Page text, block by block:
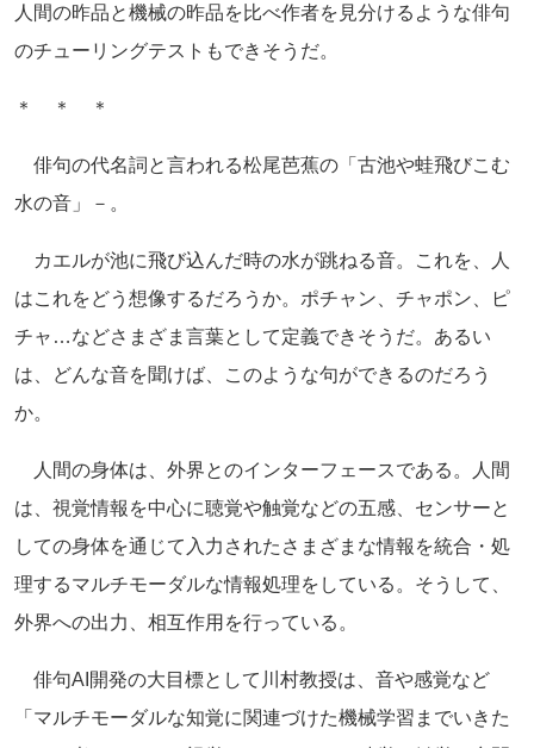
人間の昨品と機械の昨品を比べ作者を見分けるような俳句
のチューリングテストもできそうだ。
＊ ＊ ＊
俳句の代名詞と言われる松尾芭蕉の「古池や蛙飛びこむ
水の音」－。
カエルが池に飛び込んだ時の水が跳ねる音。これを、人
はこれをどう想像するだろうか。ポチャン、チャポン、ピ
チャ…などさまざま言葉として定義できそうだ。あるい
は、どんな音を聞けば、このような句ができるのだろう
か。
人間の身体は、外界とのインターフェースである。人間
は、視覚情報を中心に聴覚や触覚などの五感、センサーと
しての身体を通じて入力されたさまざまな情報を統合・処
理するマルチモーダルな情報処理をしている。そうして、
外界への出力、相互作用を行っている。
俳句AI開発の大目標として川村教授は、音や感覚など
「マルチモーダルな知覚に関連づけた機械学習までいきた